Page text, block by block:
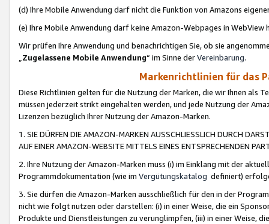
(d) Ihre Mobile Anwendung darf nicht die Funktion von Amazons
(e) Ihre Mobile Anwendung darf keine Amazon-Webpages in WebView
Wir prüfen Ihre Anwendung und benachrichtigen Sie, ob sie
„Zugelassene Mobile Anwendung“ im Sinne derVereinbarung.
Markenrichtlinien für das
Diese Richtlinien gelten für die Nutzung der Marken, die wir Ihnen als
müssen jederzeit strikt eingehalten werden, und jede Nutzung der
Lizenzen bezüglich Ihrer Nutzung der Amazon-Marken.
1. SIE DÜRFEN DIE AMAZON-MARKEN AUSSCHLIESSLICH DURCH
AUF EINER AMAZON-WEBSITE MITTELS EINES ENTSPRECHENDEN
2. Ihre Nutzung der Amazon-Marken muss (i) im Einklang mit der
Programmdokumentation (wie im Vergütungskatalog definiert)
3. Sie dürfen die Amazon-Marken ausschließlich für den in der
nicht wie folgt nutzen oder darstellen: (i) in einer Weise, die ein
Produkte und Dienstleistungen zu verunglimpfen, (iii) in einer Weise,